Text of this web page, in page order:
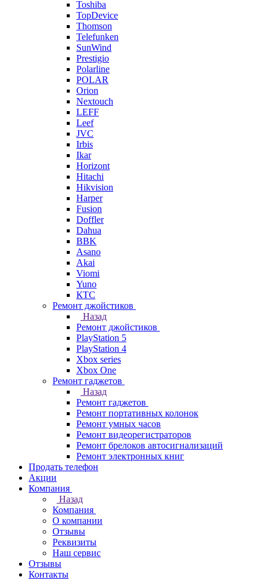
Toshiba
TopDevice
Thomson
Telefunken
SunWind
Prestigio
Polarline
POLAR
Orion
Nextouch
LEFF
Leef
JVC
Irbis
Ikar
Horizont
Hitachi
Hikvision
Harper
Fusion
Doffler
Dahua
BBK
Asano
Akai
Viomi
Yuno
КТС
Ремонт джойстиков
Назад
Ремонт джойстиков
PlayStation 5
PlayStation 4
Xbox series
Xbox One
Ремонт гаджетов
Назад
Ремонт гаджетов
Ремонт портативных колонок
Ремонт умных часов
Ремонт видеорегистраторов
Ремонт брелоков автосигнализаций
Ремонт электронных книг
Продать телефон
Акции
Компания
Назад
Компания
О компании
Отзывы
Реквизиты
Наш сервис
Отзывы
Контакты